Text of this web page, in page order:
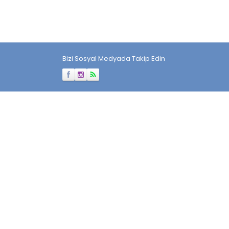
Bizi Sosyal Medyada Takip Edin